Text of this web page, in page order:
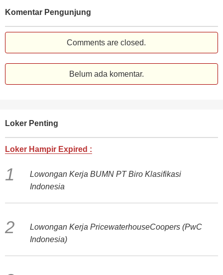
Komentar Pengunjung
Comments are closed.
Belum ada komentar.
Loker Penting
Loker Hampir Expired :
Lowongan Kerja BUMN PT Biro Klasifikasi
Indonesia
Lowongan Kerja PricewaterhouseCoopers (PwC
Indonesia)